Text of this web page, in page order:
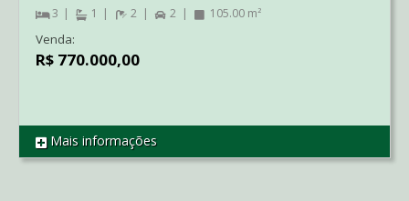
REF CO1766
3 1 2 2 105.00 m²
Venda:
R$ 770.000,00
Mais informações